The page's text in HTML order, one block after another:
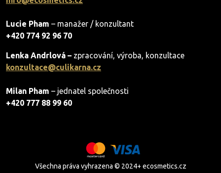
Lucie Pham – manažer / konzultant
+420 774 92 96 70
Lenka Andrlová – zpracování, výroba, konzultace
konzultace@culikarna.cz
Milan Pham – jednatel společnosti
+420 777 88 99 60
Všechna práva vyhrazena © 2024+ ecosmetics.cz